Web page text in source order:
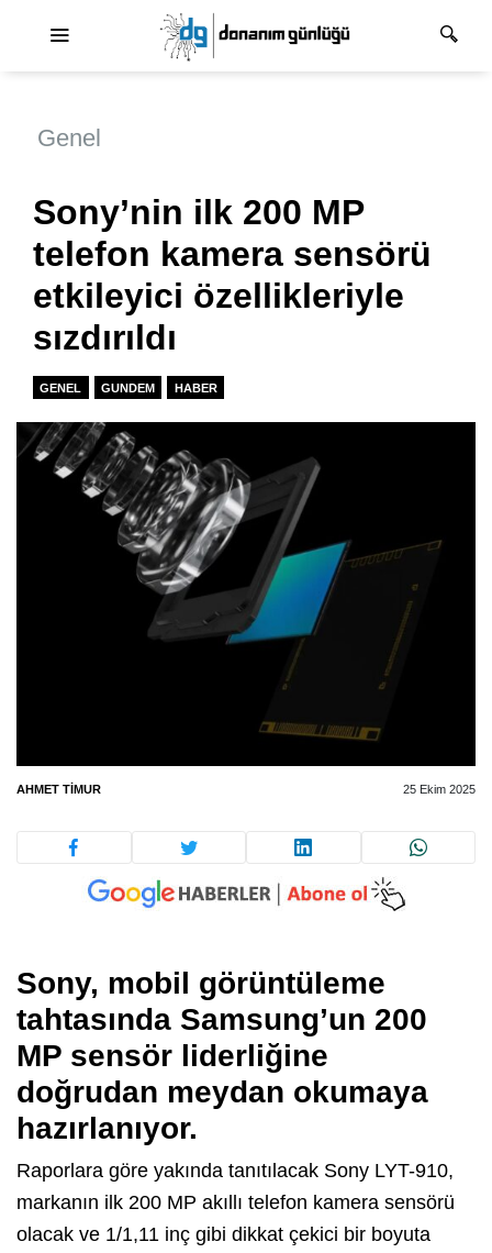
Genel
Sony’nin ilk 200 MP
telefon kamera sensörü
etkileyici özellikleriyle
sızdırıldı
GENEL GUNDEM HABER
AHMET TIMUR 25 Ekim 2025
Sony, mobil görüntüleme
tahtasında Samsung’un 200
MP sensör liderliğine
doğrudan meydan okumaya
hazırlanıyor.
Raporlara göre yakında tanıtılacak Sony LYT-910,
markanın ilk 200 MP akıllı telefon kamera sensörü
olacak ve 1/1,11 inç gibi dikkat çekici bir boyuta